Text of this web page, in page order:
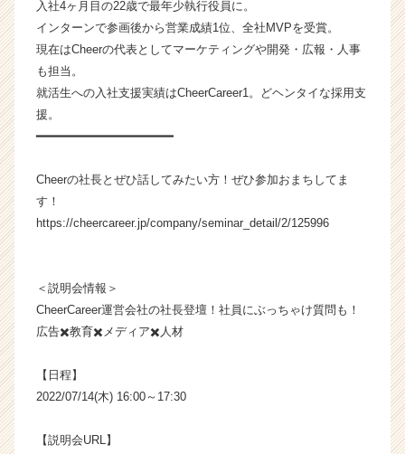
入社4ヶ月目の22歳で最年少執行役員に。
インターンで参画後から営業成績1位、全社MVPを受賞。
現在はCheerの代表としてマーケティングや開発・広報・人事
も担当。
就活生への入社支援実績はCheerCareer1。どヘンタイな採用支
援。
━━━━━━━━━━━━━━━━━━━
Cheerの社長とぜひ話してみたい方！ぜひ参加おまちしてま
す！
https://cheercareer.jp/company/seminar_detail/2/125996
＜説明会情報＞
CheerCareer運営会社の社長登壇！社員にぶっちゃけ質問も！
広告✖️教育✖️メディア✖️人材
【日程】
2022/07/14(木) 16:00～17:30
【説明会URL】